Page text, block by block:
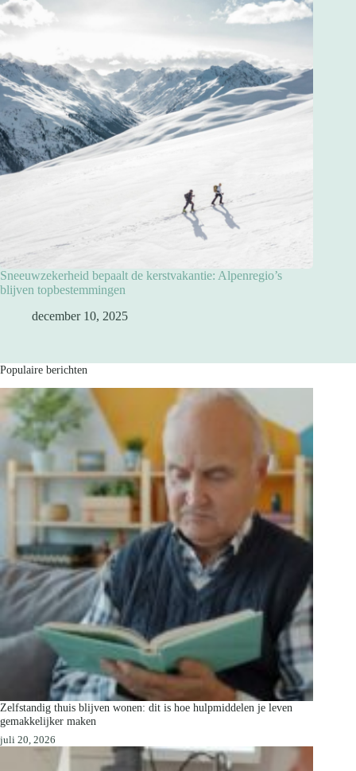
Sneeuwzekerheid bepaalt de kerstvakantie: Alpenregio’s
blijven topbestemmingen
december 10, 2025
Populaire berichten
Zelfstandig thuis blijven wonen: dit is hoe hulpmiddelen je leven
gemakkelijker maken
juli 20, 2026